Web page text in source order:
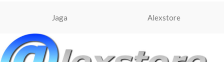
Jaga Alexstore